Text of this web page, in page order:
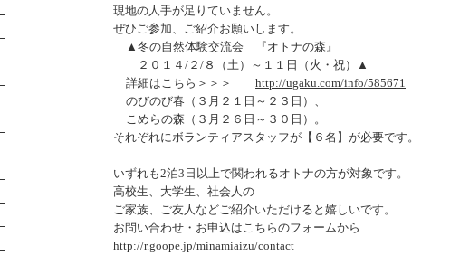
現地の人手が足りていません。
ぜひご参加、ご紹介お願いします。
▲冬の自然体験交流会 『オトナの森』
２０１４/２/８（土）～１１日（火・祝）▲
詳細はこちら＞＞＞ http://ugaku.com/info/585671
のびのび春（３月２１日～２３日）、
こめらの森（３月２６日～３０日）。
それぞれにボランティアスタッフが【６名】が必要です。
いずれも2泊3日以上で関われるオトナの方が対象です。
高校生、大学生、社会人の
ご家族、ご友人などご紹介いただけると嬉しいです。
お問い合わせ・お申込はこちらのフォームから
http://r.goope.jp/minamiaizu/contact